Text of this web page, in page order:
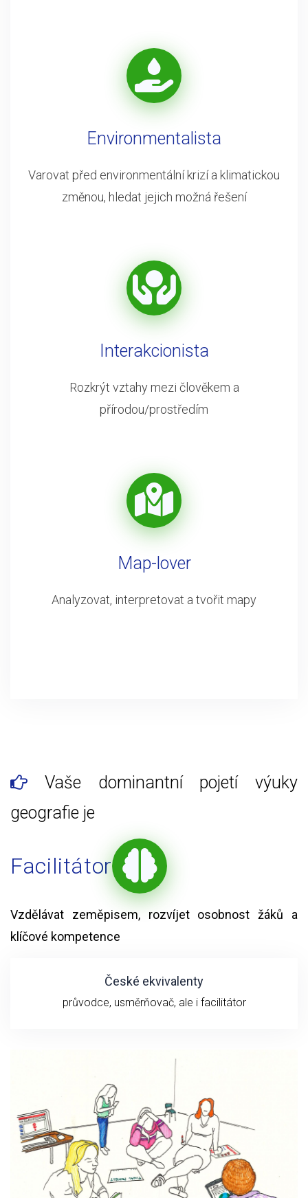
Environmentalista
Varovat před environmentální krizí a klimatickou
změnou, hledat jejich možná řešení
Interakcionista
Rozkrýt vztahy mezi člověkem a
přírodou/prostředím
Map-lover
Analyzovat, interpretovat a tvořit mapy
Vaše dominantní pojetí výuky
geografie je
Facilitátor
Vzdělávat zeměpisem, rozvíjet osobnost žáků a
klíčové kompetence
České ekvivalenty
průvodce, usměrňovač, ale i facilitátor